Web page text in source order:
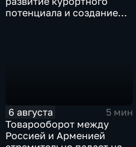
потенциала и создание
6 августа
5 мин
Товарооборот между
Россией и Арменией